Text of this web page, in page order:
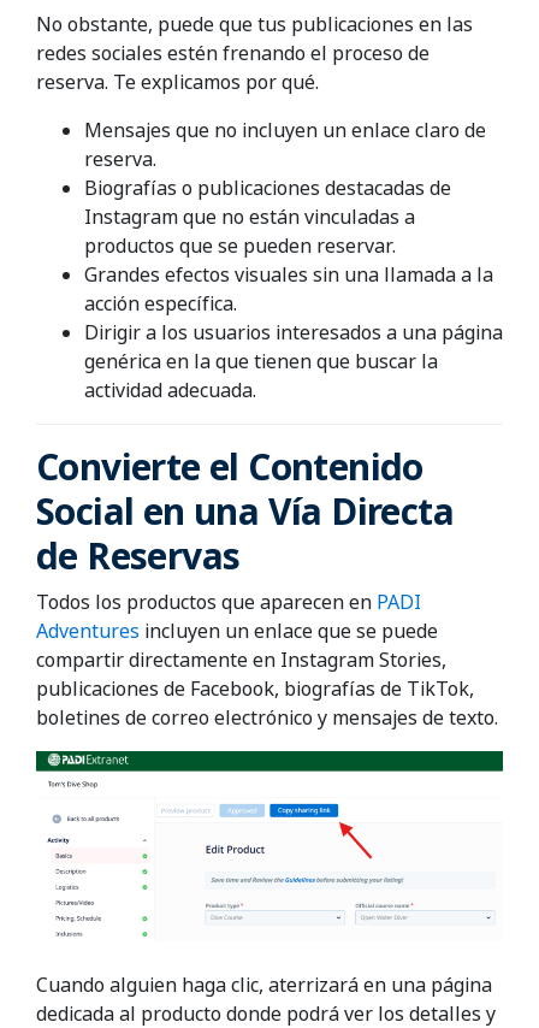
No obstante, puede que tus publicaciones en las
redes sociales estén frenando el proceso de
reserva. Te explicamos por qué.
Mensajes que no incluyen un enlace claro de
reserva.
Biografías o publicaciones destacadas de
Instagram que no están vinculadas a
productos que se pueden reservar.
Grandes efectos visuales sin una llamada a la
acción específica.
Dirigir a los usuarios interesados a una página
genérica en la que tienen que buscar la
actividad adecuada.
Convierte el Contenido
Social en una Vía Directa
de Reservas
Todos los productos que aparecen en PADI
Adventures incluyen un enlace que se puede
compartir directamente en Instagram Stories,
publicaciones de Facebook, biografías de TikTok,
boletines de correo electrónico y mensajes de texto.
Cuando alguien haga clic, aterrizará en una página
dedicada al producto donde podrá ver los detalles y